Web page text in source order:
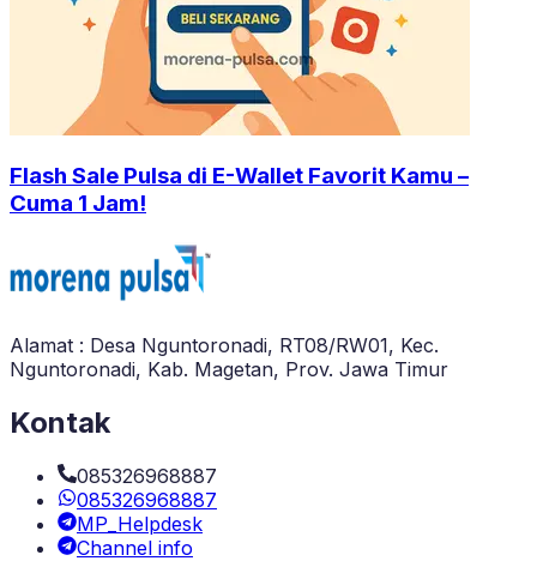
Flash Sale Pulsa di E-Wallet Favorit Kamu –
Cuma 1 Jam!
Alamat : Desa Nguntoronadi, RT08/RW01, Kec.
Nguntoronadi, Kab. Magetan, Prov. Jawa Timur
Kontak
085326968887
085326968887
MP_Helpdesk
Channel info